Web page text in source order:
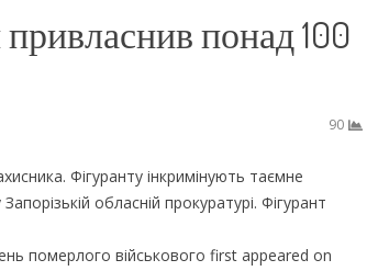
понад 100
90
Фігуранту інкримінують таємне
обласній прокуратурі. Фігурант
померлого військового first appeared on